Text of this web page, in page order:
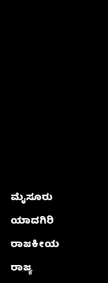
ಮೈಸೂರು
ಯಾದಗಿರಿ
ರಾಜಕೀಯ
ರಾಜ್ಯ